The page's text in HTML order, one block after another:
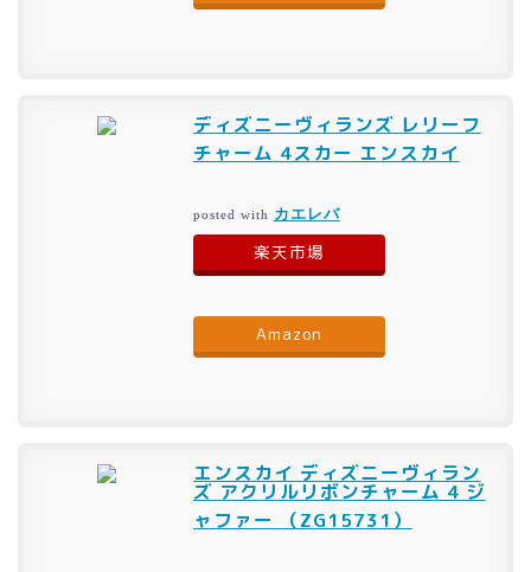
ディズニーヴィランズ レリーフ
チャーム 4スカー エンスカイ
posted with カエレバ
楽天市場
Amazon
エンスカイ ディズニーヴィラン
ズ アクリルリボンチャーム 4 ジ
ャファー （ZG15731）